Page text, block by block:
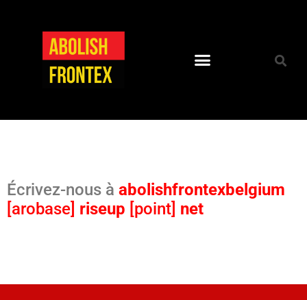
Écrivez-nous à abolishfrontexbelgium
[arobase] riseup [point] net